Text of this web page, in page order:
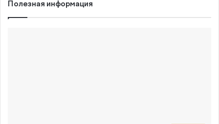
Полезная информация